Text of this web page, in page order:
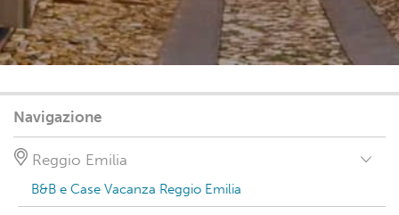
Navigazione
Reggio Emilia
B&B e Case Vacanza Reggio Emilia